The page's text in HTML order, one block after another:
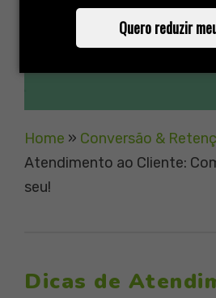
Quero reduzir
Home » Conversão &
Atendimento ao Cliente:
seu!
Dicas de